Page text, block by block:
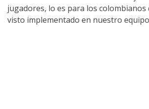
jugadores, lo es para los colombianos
visto implementado en nuestro